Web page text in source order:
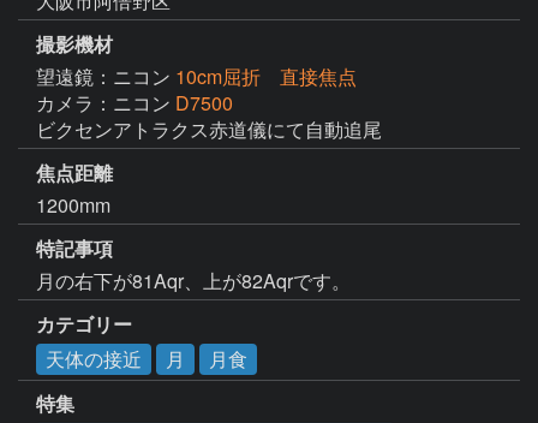
撮影機材
望遠鏡：ニコン 10cm屈折 直接焦点
カメラ：ニコン D7500
ビクセンアトラクス赤道儀にて自動追尾
焦点距離
1200mm
特記事項
月の右下が81Aqr、上が82Aqrです。
カテゴリー
天体の接近
月
月食
特集